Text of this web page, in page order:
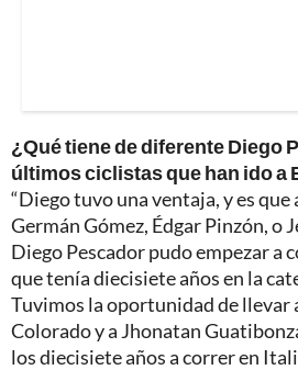
¿Qué tiene de diferente Diego
últimos ciclistas que han ido a
“Diego tuvo una ventaja, y es que
Germán Gómez, Édgar Pinzón, o
Diego Pescador pudo empezar a
que tenía diecisiete años en la
Tuvimos la oportunidad de llevar
Colorado y a Jhonatan
los diecisiete años a correr en